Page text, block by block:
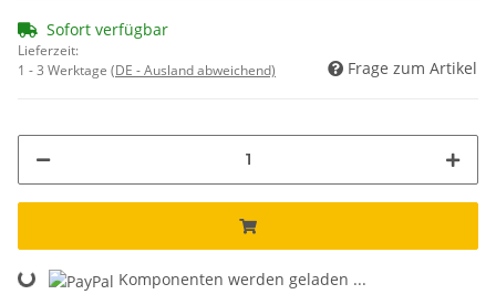
Sofort verfügbar
Lieferzeit:
1 - 3 Werktage (DE - Ausland abweichend) Frage zum Artikel
Loading... Komponenten werden geladen ...